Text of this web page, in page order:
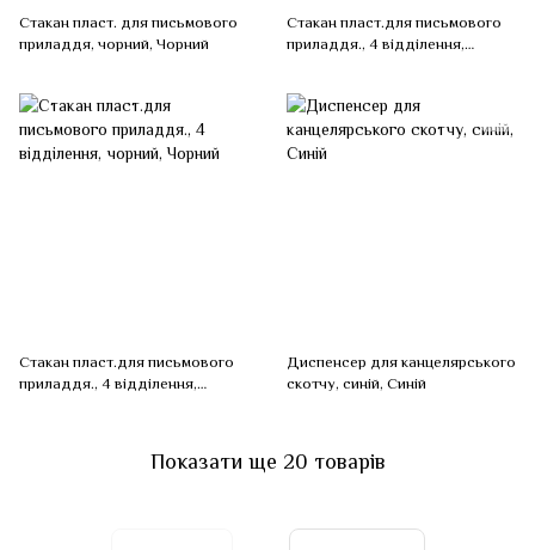
Стакан пласт. для письмового
приладдя, чорний, Чорний
Стакан пласт.для письмового
приладдя., 4 відділення,
Стакан пласт.для письмового
приладдя., 4 відділення,
Диспенсер для канцелярського
скотчу, синій, Синій
Показати ще 20 товарів